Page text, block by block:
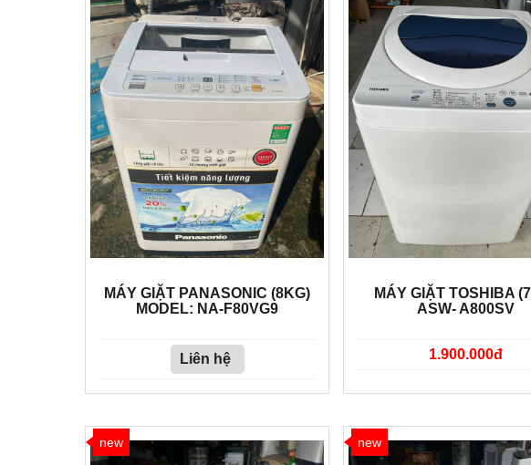
MÁY GIẶT PANASONIC (8KG)
MODEL: NA-F80VG9
Liên hệ
MÁY GIẶT TOSHIBA
ASW- A800SV
1.900.000đ
new new